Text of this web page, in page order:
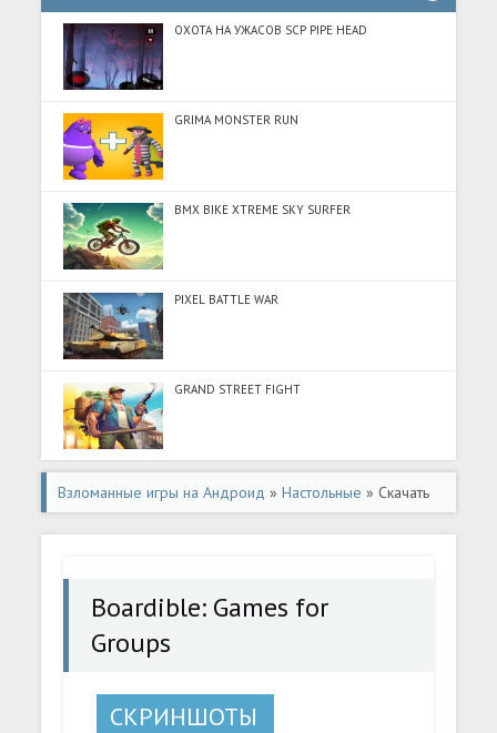
ОХОТА НА УЖАСОВ SCP PIPE HEAD
GRIMA MONSTER RUN
BMX BIKE XTREME SKY SURFER
PIXEL BATTLE WAR
GRAND STREET FIGHT
Взломанные игры на Андроид »Настольные » Скачать
Boardible: Games for Groups (Разблокировано все) на
Boardible: Games for
Groups
СКРИНШОТЫ